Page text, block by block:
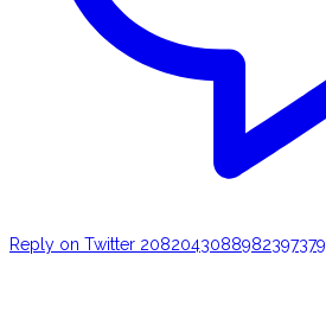
Reply on Twitter 2082043088982397379